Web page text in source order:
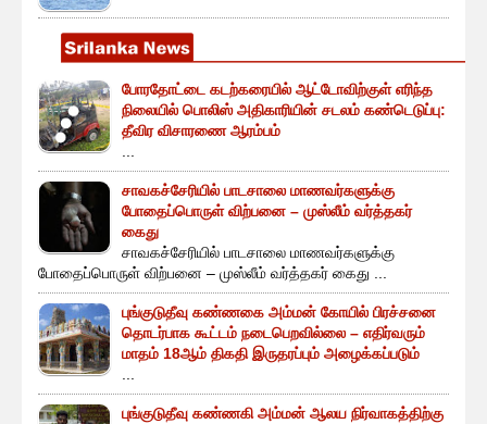
போரதோட்டை கடற்கரையில் ஆட்டோவிற்குள் எரிந்த
நிலையில் பொலிஸ் அதிகாரியின் சடலம் கண்டெடுப்பு:
தீவிர விசாரணை ஆரம்பம்
...
சாவகச்சேரியில் பாடசாலை மாணவர்களுக்கு
போதைப்பொருள் விற்பனை – முஸ்லீம் வர்த்தகர்
கைது
சாவகச்சேரியில் பாடசாலை மாணவர்களுக்கு
போதைப்பொருள் விற்பனை – முஸ்லீம் வர்த்தகர் கைது ...
புங்குடுதீவு கண்ணகை அம்மன் கோயில் பிரச்சனை
தொடர்பாக கூட்டம் நடைபெறவில்லை – எதிர்வரும்
மாதம் 18ஆம் திகதி இருதரப்பும் அழைக்கப்படும்
...
புங்குடுதீவு கண்ணகி அம்மன் ஆலய நிர்வாகத்திற்கு